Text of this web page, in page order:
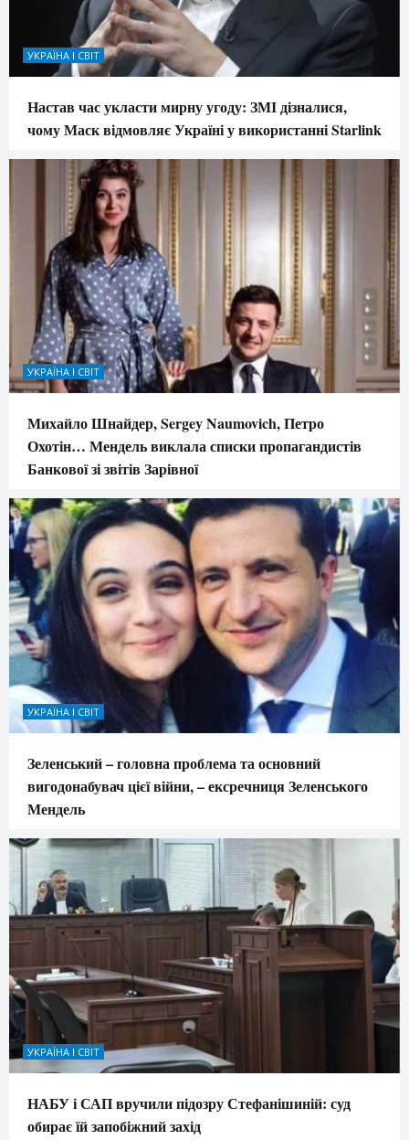
УКРАЇНА І СВІТ
Настав час укласти мирну угоду: ЗМІ дізналися,
чому Маск відмовляє Україні у використанні Starlink
УКРАЇНА І СВІТ
Михайло Шнайдер, Sergey Naumovich, Петро
Охотін… Мендель виклала списки пропагандистів
Банкової зі звітів Зарівної
УКРАЇНА І СВІТ
Зеленський – головна проблема та основний
вигодонабувач цієї війни, – ексречниця Зеленського
Мендель
УКРАЇНА І СВІТ
НАБУ і САП вручили підозру Стефанішиній: суд
обирає їй запобіжний захід